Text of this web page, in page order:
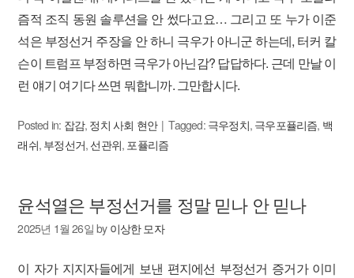
즘적 조직 동원 솔루션을 안 썼다고요… 그리고 또 누가 이준
석은 부정선거 주장을 안 하니 극우가 아니군 하는데, 터커 칼
슨이 트럼프 부정하면 극우가 아닌감? 답답하다. 근데 만날 이
런 얘기 여기다 쓰면 뭐합니까. 그만합시다.
Posted in: 잡감, 정치 사회 현안 Tagged: 극우정치, 극우포퓰리즘, 백
래쉬, 부정선거, 선관위, 포퓰리즘
윤석열은 부정선거를 정말 믿나 안 믿나
2025년 1월 26일 by 이상한 모자
이 자가 지지자들에게 보낸 편지에선 부정선거 증거가 이미